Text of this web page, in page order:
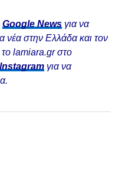
Google Newsγια να
νέα στην Ελλάδα και τον
lamiara.gr στο
Instagram για να